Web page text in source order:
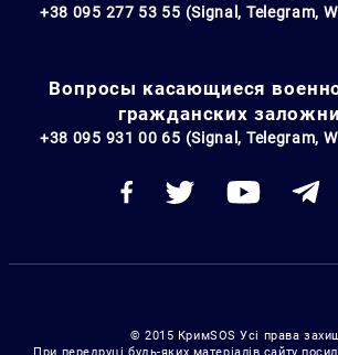
+38 095 277 53 55 (Signal, Telegram,
Вопросы касающиеся
гражданских
+38 095 931 00 65 (Signal, Telegram,
© 2015 КримSOS Усі права